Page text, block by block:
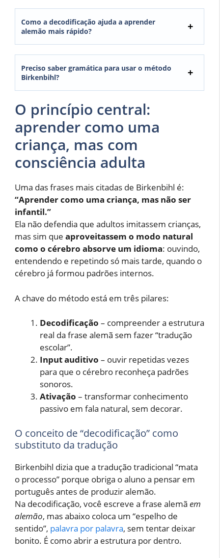
Como a decodificação ajuda a aprender
alemão mais rápido?
Preciso saber gramática para usar o método
Birkenbihl?
O princípio central:
aprender como uma
criança, mas com
consciência adulta
Uma das frases mais citadas de Birkenbihl é:
“Aprender como uma criança, mas não ser
infantil.”
Ela não defendia que adultos imitassem crianças,
mas sim que aproveitassem o modo natural
como o cérebro absorve um idioma: ouvindo,
entendendo e repetindo só mais tarde, quando o
cérebro já formou padrões internos.
A chave do método está em três pilares:
Decodificação – compreender a estrutura
real da frase alemã sem fazer “tradução
escolar”.
Input auditivo – ouvir repetidas vezes
para que o cérebro reconheça padrões
sonoros.
Ativação – transformar conhecimento
passivo em fala natural, sem decorar.
O conceito de “decodificação” como
substituto da tradução
Birkenbihl dizia que a tradução tradicional “mata
o processo” porque obriga o aluno a pensar em
português antes de produzir alemão.
Na decodificação, você escreve a frase alemã em
alemão, mas abaixo coloca um “espelho de
sentido”, palavra por palavra, sem tentar deixar
bonito. É como abrir a estrutura por dentro.